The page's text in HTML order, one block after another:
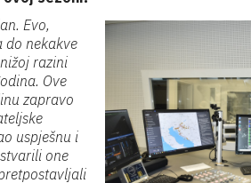
Evo,
do nekakve
razini
Ove
zapravo
uspješnu i
one